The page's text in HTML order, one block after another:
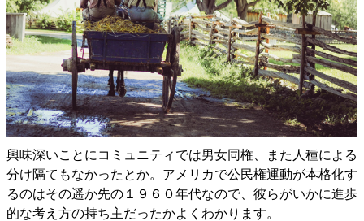
興味深いことにコミュニティでは男女同権、また人種による
分け隔てもなかったとか。アメリカで公民権運動が本格化す
るのはその遥か先の１９６０年代なので、彼らがいかに進歩
的な考え方の持ち主だったかよくわかります。